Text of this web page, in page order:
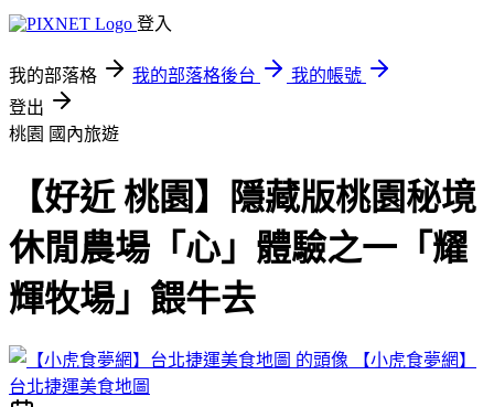
登入
我的部落格 我的部落格後台
我的帳號
登出
桃園 國內旅遊
【好近 桃園】隱藏版桃園秘境
休閒農場「心」體驗之一「耀
輝牧場」餵牛去
【小虎食夢網】
台北捷運美食地圖